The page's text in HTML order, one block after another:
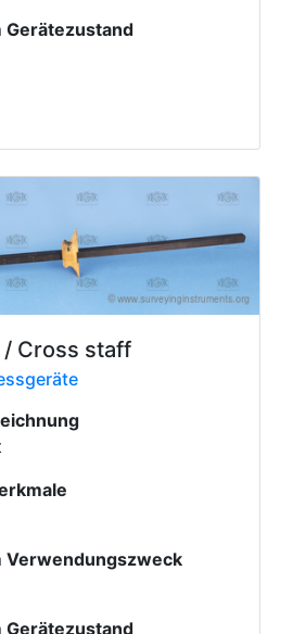
Gerätezustand
Cross staff
Verwendungszweck
Gerätezustand